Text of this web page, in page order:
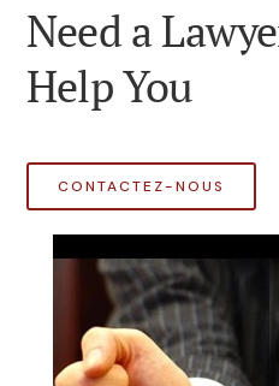
Need a
Help You
CONTACTEZ-NOUS